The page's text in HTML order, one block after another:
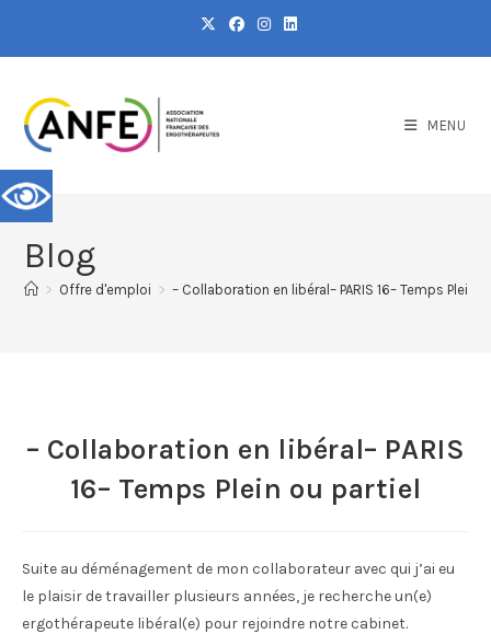
MENU
Blog
> Offre d'emploi > – Collaboration en libéral– PARIS 16– Temps Plein
– Collaboration en libéral– PARIS
16– Temps Plein ou partiel
Suite au déménagement de mon collaborateur avec qui j’ai eu
le plaisir de travailler plusieurs années, je recherche un(e)
ergothérapeute libéral(e) pour rejoindre notre cabinet.